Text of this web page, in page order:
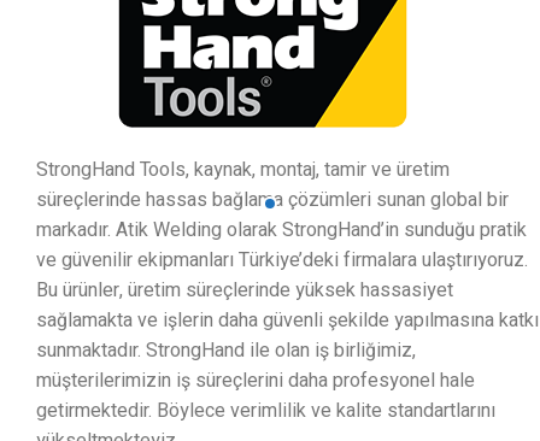
StrongHand Tools, kaynak, montaj, tamir ve üretim
süreçlerinde hassas bağlama çözümleri sunan global bir
markadır. Atik Welding olarak StrongHand’in sunduğu pratik
ve güvenilir ekipmanları Türkiye’deki firmalara ulaştırıyoruz.
Bu ürünler, üretim süreçlerinde yüksek hassasiyet
sağlamakta ve işlerin daha güvenli şekilde yapılmasına katkı
sunmaktadır. StrongHand ile olan iş birliğimiz,
müşterilerimizin iş süreçlerini daha profesyonel hale
getirmektedir. Böylece verimlilik ve kalite standartlarını